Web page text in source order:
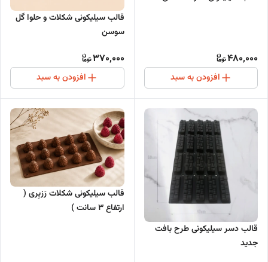
480,000
افزودن به سبد
قالب سیلیکونی شکلات و حلوا گل
سوسن
370,000
افزودن به سبد
قالب دسر سیلیکونی طرح بافت
جدید
قالب سیلیکونی شکلات رَزبِری (
ارتفاع ۳ سانت )